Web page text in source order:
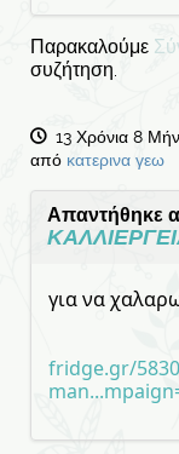
Παρακαλούμε
συζήτηση.
13 Χρόνια 8
από κατερινα γεω
Απαντήθηκε
για να
fridge.gr/